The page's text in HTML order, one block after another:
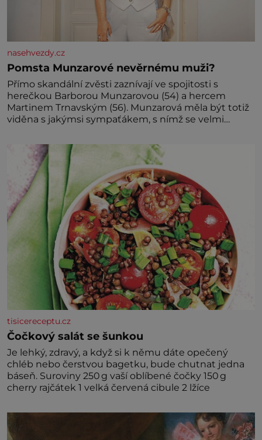
nasehvezdy.cz
Pomsta Munzarové nevěrnému muži?
Přímo skandální zvěsti zaznívají ve spojitosti s
herečkou Barborou Munzarovou (54) a hercem
Martinem Trnavským (56). Munzarová měla být totiž
viděna s jakýmsi sympaťákem, s nímž se velmi
tisicereceptu.cz
Čočkový salát se šunkou
Je lehký, zdravý, a když si k němu dáte opečený
chléb nebo čerstvou bagetku, bude chutnat jedna
báseň. Suroviny 250 g vaší oblíbené čočky 150 g
cherry rajčátek 1 velká červená cibule 2 lžíce